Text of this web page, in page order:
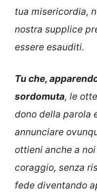
tua misericordia,
nostra supplice
essere esauditi.
Tu che,
sordomuta, le
dono della parola
annunciare
ottieni anche a
coraggio, senza
fede diventando